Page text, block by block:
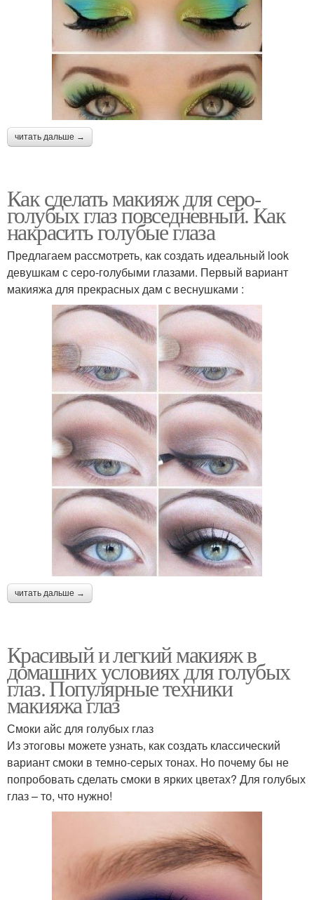
читать дальше →
Как сделать макияж для серо-
голубых глаз повседневный. Как
накрасить голубые глаза
Предлагаем рассмотреть, как создать идеальный look
девушкам с серо-голубыми глазами. Первый вариант
макияжа для прекрасных дам с веснушками :
читать дальше →
Красивый и легкий макияж в
домашних условиях для голубых
глаз. Популярные техники
макияжа глаз
Смоки айс для голубых глаз
Из этоговы можете узнать, как создать классический
вариант смоки в темно-серых тонах. Но почему бы не
попробовать сделать смоки в ярких цветах? Для голубых
глаз – то, что нужно!